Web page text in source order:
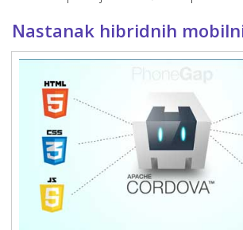
Nastanak hibridnih